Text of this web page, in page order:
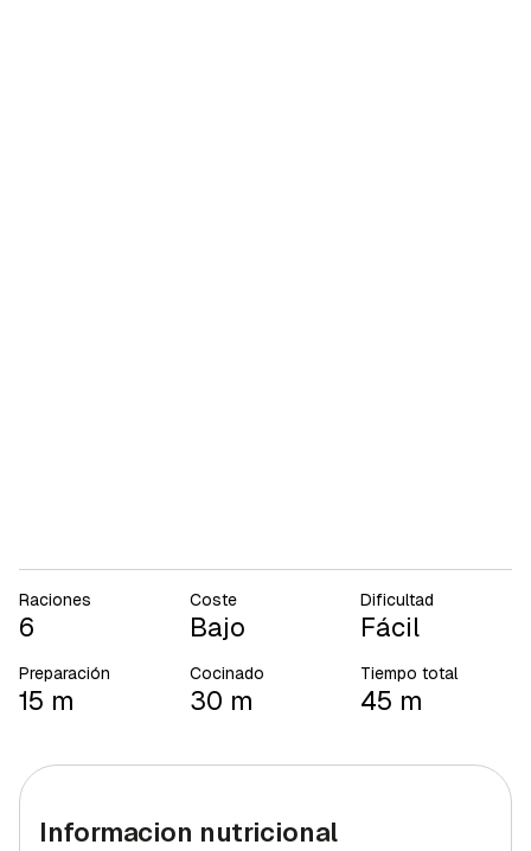
Raciones
6
Coste
Bajo
Dificultad
Fácil
Preparación
15 m
Cocinado
30 m
Tiempo total
45 m
Informacion nutricional